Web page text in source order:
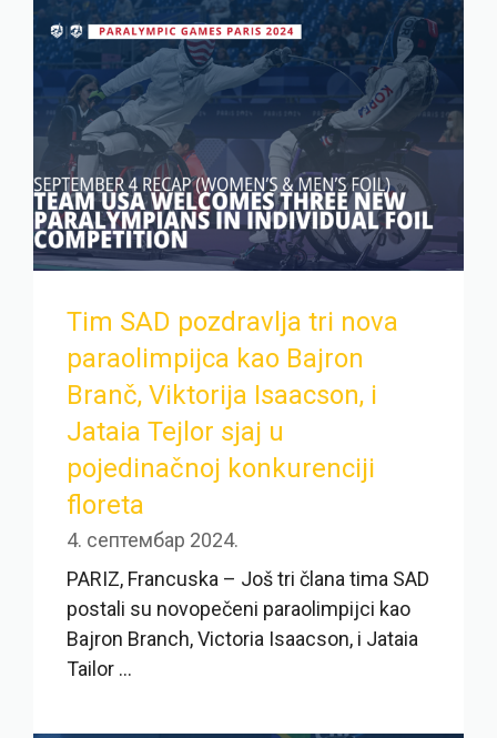
Tim SAD pozdravlja tri nova
paraolimpijca kao Bajron
Branč, Viktorija Isaacson, i
Jataia Tejlor sjaj u
pojedinačnoj konkurenciji
floreta
4. септембар 2024.
PARIZ, Francuska – Još tri člana tima SAD
postali su novopečeni paraolimpijci kao
Bajron Branch, Victoria Isaacson, i Jataia
Tailor ...